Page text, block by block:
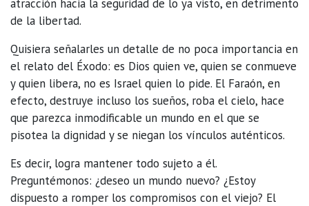
atracción hacia la seguridad de lo ya visto, en detrimento
de la libertad.
Quisiera señalarles un detalle de no poca importancia en
el relato del Éxodo: es Dios quien ve, quien se conmueve
y quien libera, no es Israel quien lo pide. El Faraón, en
efecto, destruye incluso los sueños, roba el cielo, hace
que parezca inmodificable un mundo en el que se
pisotea la dignidad y se niegan los vínculos auténticos.
Es decir, logra mantener todo sujeto a él.
Preguntémonos: ¿deseo un mundo nuevo? ¿Estoy
dispuesto a romper los compromisos con el viejo? El